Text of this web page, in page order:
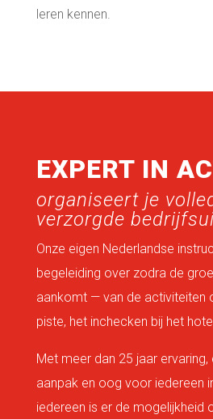
leren kennen.
EXPERT IN
organiseert je
verzorgde
Onze eigen Nederlandse
begeleiding over zodra de
aankomt — van de activiteiten
piste, het inchecken bij het
Met meer dan 25 jaar
aanpak en oog voor iedereen
iedereen is er de mogelijkheid